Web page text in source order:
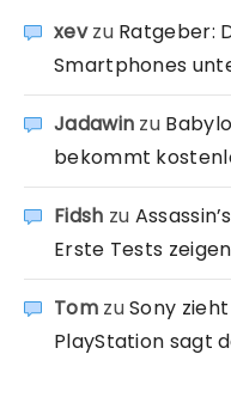
xevzu Ratgeber:
Smartphones
Jadawin zu
bekommt
Fidsh zu
Erste Tests
TomzuSony
PlayStation sagt